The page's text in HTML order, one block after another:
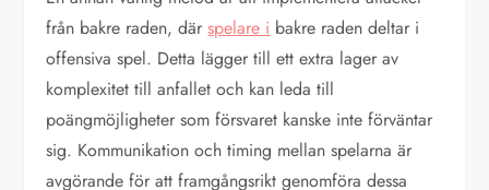
från bakre raden, därspelare i bakre raden deltar i
offensiva spel. Detta lägger till ett extra lager av
komplexitet till anfallet och kan leda till
poängmöjligheter som försvaret kanske inte förväntar
sig. Kommunikation och timing mellan spelarna är
avgörande för att framgångsrikt genomföra dessa